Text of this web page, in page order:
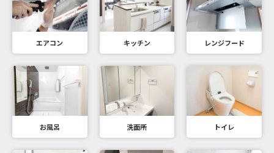
エアコン キッチン レンジフード
お風呂 洗面所 トイレ